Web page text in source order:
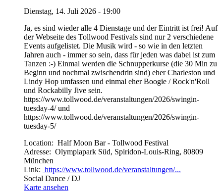
Dienstag, 14. Juli 2026 - 19:00
Ja, es sind wieder alle 4 Dienstage und der Eintritt ist frei! Auf
der Webseite des Tollwood Festivals sind nur 2 verschiedene
Events aufgelistet. Die Musik wird - so wie in den letzten
Jahren auch - immer so sein, dass für jeden was dabei ist zum
Tanzen :-) Einmal werden die Schnupperkurse (die 30 Min zu
Beginn und nochmal zwischendrin sind) eher Charleston und
Lindy Hop umfassen und einmal eher Boogie / Rock'n'Roll
und Rockabilly Jive sein.
https://www.tollwood.de/veranstaltungen/2026/swingin-
tuesday-4/ und
https://www.tollwood.de/veranstaltungen/2026/swingin-
tuesday-5/
Location: Half Moon Bar - Tollwood Festival
Adresse: Olympiapark Süd, Spiridon-Louis-Ring, 80809
München
Link: https://www.tollwood.de/veranstaltungen/...
Social Dance / DJ
Karte ansehen